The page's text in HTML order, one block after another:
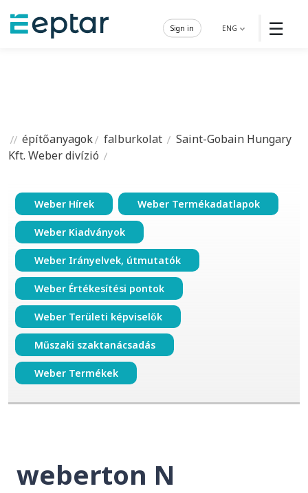
☰
ENG
Sign in
építőanyagok falburkolat
Saint-Gobain Hungary
Kft. Weber divízió
Weber Hírek Weber Termékadatlapok
Weber Kiadványok
Weber Irányelvek, útmutatók
Weber Értékesítési pontok
Weber Területi képviselők
Műszaki szaktanácsadás
Weber Termékek
weberton N